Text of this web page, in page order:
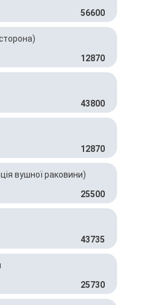
56600
12870
43800
12870
вушної раковини)
25500
43735
25730